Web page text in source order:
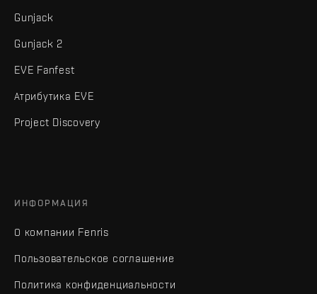
Gunjack
Gunjack 2
EVE Fanfest
Атрибутика EVE
Project Discovery
ИНФОРМАЦИЯ
О компании Fenris
Пользовательское соглашение
Политика конфиденциальности